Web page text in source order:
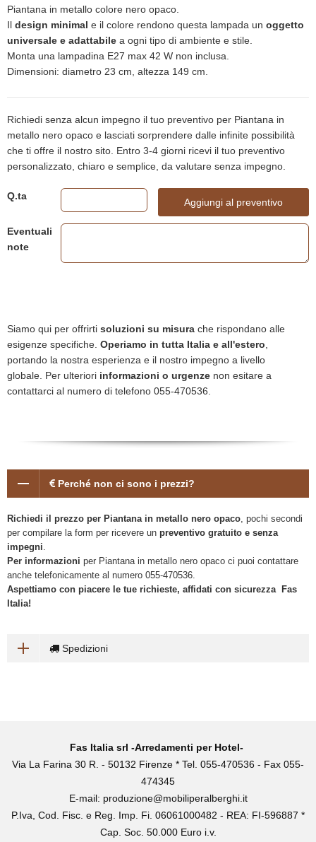
Piantana in metallo colore nero opaco.
Il design minimal e il colore rendono questa lampada un oggetto
universale e adattabile a ogni tipo di ambiente e stile.
Monta una lampadina E27 max 42 W non inclusa.
Dimensioni: diametro 23 cm, altezza 149 cm.
Richiedi senza alcun impegno il tuo preventivo per Piantana in
metallo nero opaco e lasciati sorprendere dalle infinite possibilità
che ti offre il nostro sito. Entro 3-4 giorni ricevi il tuo preventivo
personalizzato, chiaro e semplice, da valutare senza impegno.
Q.ta
Aggiungi al preventivo
Eventuali
note
Siamo qui per offrirti soluzioni su misura che rispondano alle
esigenze specifiche. Operiamo in tutta Italia e all'estero,
portando la nostra esperienza e il nostro impegno a livello
globale. Per ulteriori informazioni o urgenze non esitare a
contattarci al numero di telefono 055-470536.
Perché non ci sono i prezzi?
Richiedi il prezzo per Piantana in metallo nero opaco, pochi secondi
per compilare la form per ricevere un preventivo gratuito e senza
impegni.
Per informazioni per Piantana in metallo nero opaco ci puoi contattare
anche telefonicamente al numero 055-470536.
Aspettiamo con piacere le tue richieste, affidati con sicurezza Fas
Italia!
Spedizioni
Fas Italia srl -Arredamenti per Hotel-
Via La Farina 30 R. - 50132 Firenze * Tel. 055-470536 - Fax 055-
474345
E-mail: produzione@mobiliperalberghi.it
P.Iva, Cod. Fisc. e Reg. Imp. Fi. 06061000482 - REA: FI-596887 *
Cap. Soc. 50.000 Euro i.v.